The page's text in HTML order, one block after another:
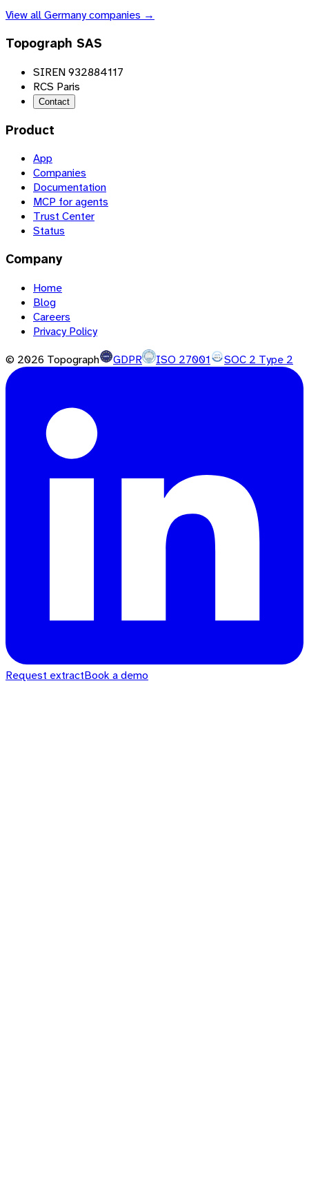
View allGermanycompanies →
Topograph SAS
SIREN 932884117
RCS Paris
Contact
Product
App
Companies
Documentation
MCP for agents
Trust Center
Status
Company
Home
Blog
Careers
Privacy Policy
© 2026 Topograph GDPR ISO 27001 SOC 2 Type 2
Request extractBook a demo